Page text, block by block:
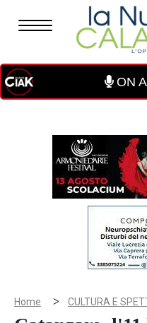
ON
Home > CULTURA E